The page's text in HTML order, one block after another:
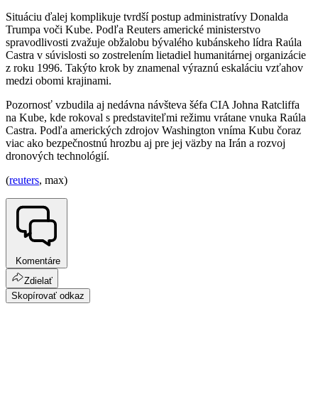
Situáciu ďalej komplikuje tvrdší postup administratívy Donalda
Trumpa voči Kube. Podľa Reuters americké ministerstvo
spravodlivosti zvažuje obžalobu bývalého kubánskeho lídra Raúla
Castra v súvislosti so zostrelením lietadiel humanitárnej organizácie
z roku 1996. Takýto krok by znamenal výraznú eskaláciu vzťahov
medzi obomi krajinami.
Pozornosť vzbudila aj nedávna návšteva šéfa CIA Johna Ratcliffa
na Kube, kde rokoval s predstaviteľmi režimu vrátane vnuka Raúla
Castra. Podľa amerických zdrojov Washington vníma Kubu čoraz
viac ako bezpečnostnú hrozbu aj pre jej väzby na Irán a rozvoj
dronových technológií.
(reuters, max)
Komentáre
Zdielať
Skopírovať odkaz